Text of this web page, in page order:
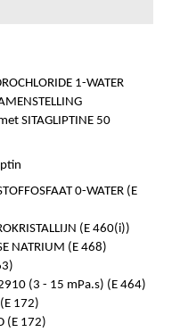
1-WATER
SITAGLIPTINE 50
0-WATER (E
(E 460(i))
NATRIUM (E 468)
2910 (3 - 15 mPa.s) (E 464)
(E 172)
(E 172)